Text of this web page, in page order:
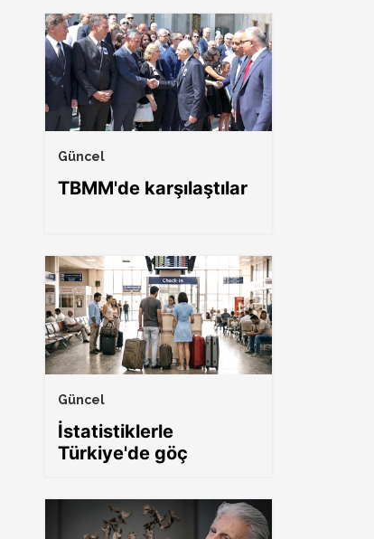
Güncel
TBMM'de karşılaştılar
Güncel
İstatistiklerle
Türkiye'de göç